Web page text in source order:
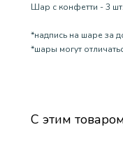
Шар с конфетти - 3 шт.
*надпись на шаре за
*шары могут
С этим